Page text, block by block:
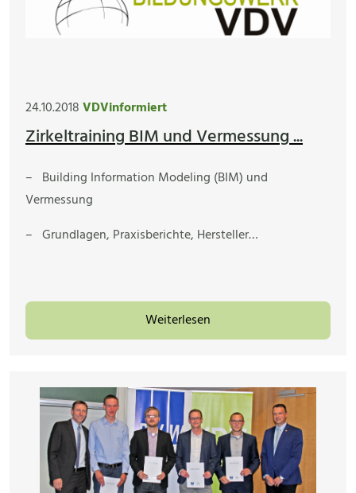
24.10.2018VDVinformiert
Zirkeltraining BIM und Vermessung ...
– Building Information Modeling (BIM) und
Vermessung
– Grundlagen, Praxisberichte, Hersteller…
Weiterlesen